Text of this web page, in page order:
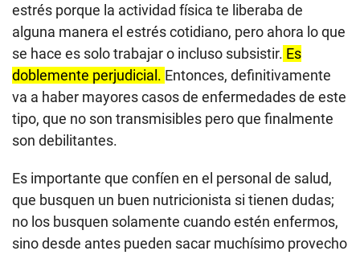
estrés porque la actividad física te liberaba de
alguna manera el estrés cotidiano, pero ahora lo que
se hace es solo trabajar o incluso subsistir. Es
doblemente perjudicial. Entonces, definitivamente
va a haber mayores casos de enfermedades de este
tipo, que no son transmisibles pero que finalmente
son debilitantes.
Es importante que confíen en el personal de salud,
que busquen un buen nutricionista si tienen dudas;
no los busquen solamente cuando estén enfermos,
sino desde antes pueden sacar muchísimo provecho